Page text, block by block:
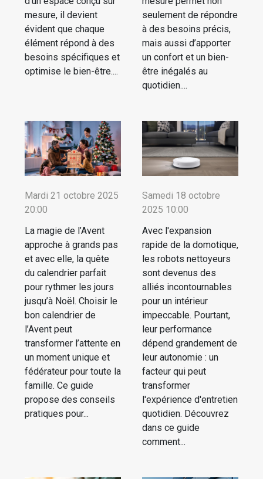
mesure, il devient
évident que chaque
élément répond à des
besoins spécifiques et
optimise le bien-être....
seulement de répondre
à des besoins précis,
mais aussi d’apporter
un confort et un bien-
être inégalés au
quotidien....
Mardi 21 octobre 2025
20:00
La magie de l’Avent
approche à grands pas
et avec elle, la quête
du calendrier parfait
pour rythmer les jours
jusqu’à Noël. Choisir le
bon calendrier de
l’Avent peut
transformer l’attente en
un moment unique et
fédérateur pour toute la
famille. Ce guide
propose des conseils
pratiques pour...
Samedi 18 octobre
2025 10:00
Avec l'expansion
rapide de la domotique,
les robots nettoyeurs
sont devenus des
alliés incontournables
pour un intérieur
impeccable. Pourtant,
leur performance
dépend grandement de
leur autonomie : un
facteur qui peut
transformer
l'expérience d'entretien
quotidien. Découvrez
dans ce guide
comment...